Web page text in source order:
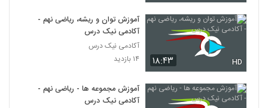
۱۸:۴۳ HD
آموزش توان و ریشه، ریاضی نهم -
آکادمی نیک درس
آکادمی نیک درس
۱۴ بازدید
آموزش مجموعه ها - ریاضی نهم -
آکادمی نیک درس